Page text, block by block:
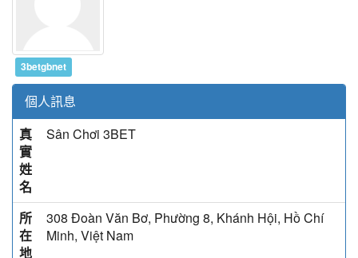
3betgbnet
個人訊息
真
實
姓
名
Sân Chơi 3BET
所
在
地
308 Đoàn Văn Bơ, Phường 8, Khánh Hội, Hồ Chí
Minh, Việt Nam